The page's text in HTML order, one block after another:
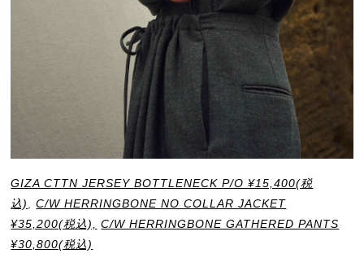
GIZA CTTN JERSEY BOTTLENECK P/O ¥15,400(税
込),C/W HERRINGBONE NO COLLAR JACKET
¥35,200(税込), C/W HERRINGBONE GATHERED PANTS
¥30,800(税込)